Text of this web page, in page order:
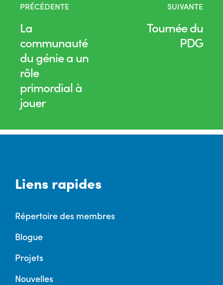
PRÉCÉDENTE
La
communauté
du génie a un
rôle
primordial à
jouer
SUIVANTE
Tournée du
PDG
Liens rapides
Répertoire des membres
Blogue
Projets
Nouvelles